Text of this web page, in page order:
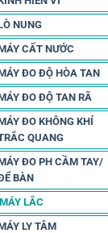
NUNG
CẤT NƯỚC
ĐO ĐỘ HÒA TAN
ĐO ĐỘ TAN RÃ
ĐO KHÔNG KHÍ
QUANG
ĐO PH CẦM TAY/
BÀN
MÁY LẮC
LY TÂM